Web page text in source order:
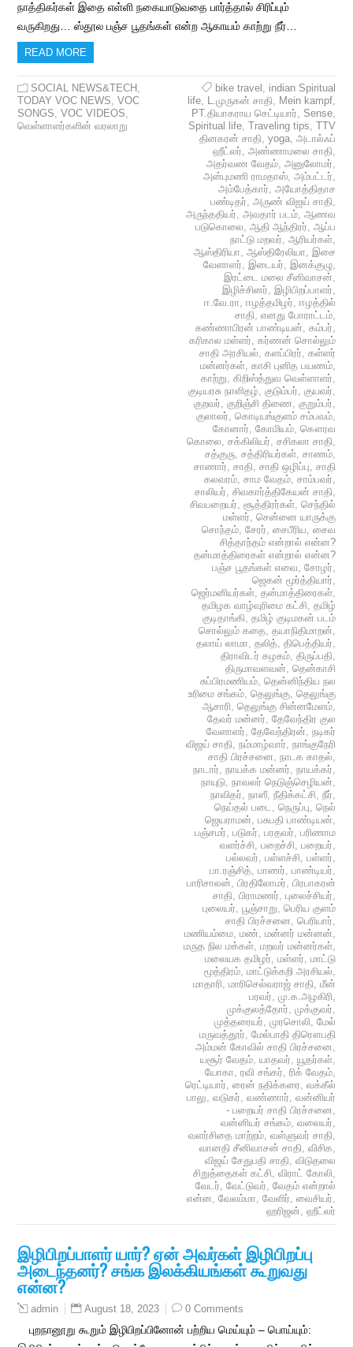
நாத்திகர்கள் இதை எள்ளி நகையாடுவதை பார்த்தால் சிரிப்பும்
வருகிறது… ஸ்தூல பஞ்ச பூதங்கள் என்ற ஆகாயம் காற்று நீர்…
READ MORE
SOCIAL NEWS&TECH ,
TODAY VOC NEWS,VOC
SONGS,VOC VIDEOS,
வெள்ளாளர்களின் வரலாறு
bike travel , indian Spiritual
life, L.முருகன் சாதி, Mein kampf,
PT.தியாகராய செட்டியார், Sense,
Spiritual life, Traveling tips, TTV
தினகரன் சாதி, yoga, அடால்ஃப்
ஹீட்லர், அண்ணாமலை சாதி,
அதர்வண வேதம், அனுலோமர்,
அன்புமணி ராமதாஸ், அம்பட்டர்,
அம்பேத்கார், அயோத்திதாச
பண்டிதர், அருண் விஜய் சாதி,
அருந்ததியர், அவதார் படம், ஆணவ
படுகொலை, ஆதி ஆந்திரர், ஆப்ப
நாட்டு மறவர், ஆரியர்கள்,
ஆஸ்திரியா, ஆஸ்திரேலியா, இசை
வேளாளர், இடையர், இனக்குழு,
இரட்டை மலை சீனிவாசன்,
இழிச்சினர், இழிபிறப்பாளர்,
ஈ.வே.ரா, ஈழத்தமிழர், ஈழத்தில்
சாதி, எனது போராட்டம்,
கண்ணாபிரன் பாண்டியன், கம்பர்,
கரிகால மள்ளர், கர்ணன் சொல்லும்
சாதி அரசியல், களப்பிரர், கள்ளர்
மன்னர்கள், காசி புனித பயணம்,
காற்று, கிறிஸ்த்துவ வெள்ளாளர்,
குடியரசு நாளிதழ், குடும்பர், குயவர்,
குறவர், குறிஞ்சி திணை, குறும்பர்,
குலாலர், கொடியங்குளம் சம்பவம்,
கோனார், கோமியம், கௌரவ
கொலை, சக்கிலியர், சசிகலா சாதி,
சத்குரு, சத்திரியர்கள், சாணம்,
சாணார், சாதி, சாதி ஒழிப்பு, சாதி
கலவரம், சாம வேதம், சாம்பவர்,
சாலியர், சிவகார்த்திகேயன் சாதி,
சிவபறையர், சூத்திரர்கள், செந்தில்
மள்ளர், சென்னை யாருக்கு
சொந்தம், சேரர், சைபீரிய, சைவ
சித்தாந்தம் என்றால் என்ன?
தன்மாத்திரைகள் என்றால் என்ன?
பஞ்ச பூதங்கள் எவை, சோழர்,
ஜெகன் மூர்த்தியார்,
ஜெர்மனியர்கள், தன்மாத்திரைகள்,
தமிழக வாழ்வுரிமை கட்சி, தமிழ்
குடிதாங்கி, தமிழ் குடிமகன் படம்
சொல்லும் கதை, தயாநிதிமாறன்,
தலாய் லாமா, தலித், திபெத்தியர்,
திராவிடர் கழகம், திருப்பதி,
திருமாவளவன், தென்காசி
சுப்பிரமணியம், தென்னிந்திய நல
உரிமை சங்கம், தெலுங்கு, தெலுங்கு
ஆசாரி, தெலுங்கு சின்னமேளம்,
தேவர் மன்னர், தேவேந்திர குல
வேளாளர், தேவேந்திரன், நடிகர்
விஜய் சாதி, நம்மாழ்வார், நாங்குநேரி
சாதி பிரச்சனை, நாடக காதல்,
நாடார், நாயக்க மன்னர், நாயக்கர்,
நாயுடு, நாவலர் நெடுஞ்செழியன்,
நாவிதர், நாஸீ, நீதிக்கட்சி, நீர்,
நெய்தல் படை, நெருப்பு, நெல்
ஜெயராமன், பசுபதி பாண்டியன்,
பஞ்சமர், படுகர், பரதவர், பரிணாம
வளர்ச்சி, பறைச்சி, பறையர்,
பல்லவர், பள்ளச்சி, பள்ளர்,
பா.ரஞ்சித், பாணர், பாண்டியர்,
பாரிசாலன், பிரதிலோமர், பிரபாகரன்
சாதி, பிராமணர், புலைச்சியர்,
புலையர், பூஞ்சாறு, பெரிய குளம்
சாதி பிரச்சனை, பெரியார்,
மணியம்மை, மண், மன்னர் மன்னன்,
மருத நில மக்கள், மறவர் மன்னர்கள்,
மலையக தமிழர், மள்ளர், மாட்டு
மூத்திரம், மாட்டுக்கறி அரசியல்,
மாதாரி, மாரிசெல்வராஜ் சாதி, மீன்
பரவர், மு.க.அழகிரி,
முக்குலத்தோர், முக்குவர்,
முத்தரையர், முரசொலி, மேல்
மருவத்தூர், மேல்பாதி திரௌபதி
அம்மன் கோவில் சாதி பிரச்சனை,
யசூர் வேதம், யாதவர், யூதர்கள்,
யோகா, ரவி சங்கர், ரிக் வேதம்,
ரெட்டியார், ரைன் நதிக்கரை, வக்கீல்
பாலு, வடுகர், வண்ணார், வன்னியர்
- பறையர் சாதி பிரச்சனை,
வன்னியர் சங்கம், வலையர்,
வளர்சிதை மாற்றம், வள்ளுவர் சாதி,
வானதி சீனிவாசன் சாதி, விசிக,
விஜய் சேதுபதி சாதி, விடுதலை
சிறுத்தைகள் கட்சி, விராட் கோலி,
வேடர், வேட்டுவர், வேதம் என்றால்
என்ன, வேலம்மா, வேளிர், வைசியர்,
ஹரிஜன், ஹீட்லர்
இழிபிறப்பாளர் யார்? ஏன் அவர்கள் இழிபிறப்பு
அடைந்தனர்? சங்க இலக்கியங்கள் கூறுவது
என்ன?
admin August 18, 2023 0 Comments
புறநானூறு கூறும் இழிபிறப்பினோன் பற்றிய மெய்யும் – பொய்யும்: